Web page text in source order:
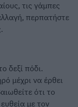
τις γάμπες
περπατήστε
δεξί πόδι.
μέχρι να έρθει
ότι το
με τον